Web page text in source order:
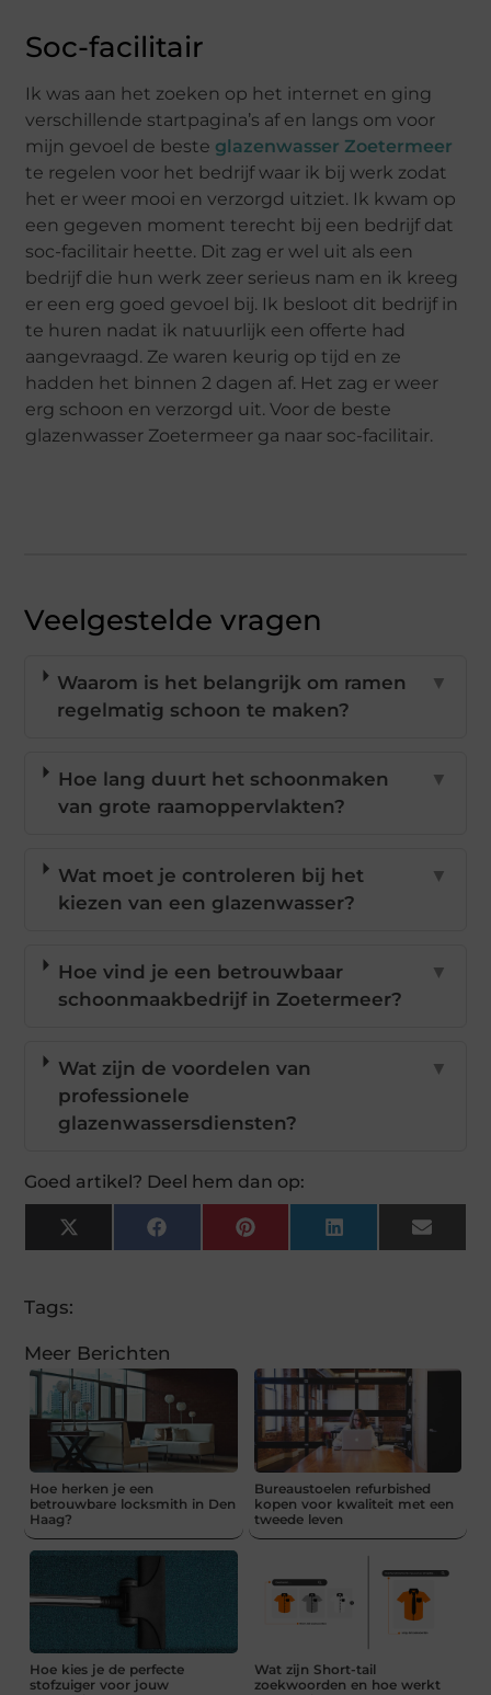
Soc-facilitair
Ik was aan het zoeken op het internet en ging
verschillende startpagina’s af en langs om voor
mijn gevoel de beste glazenwasser Zoetermeer
te regelen voor het bedrijf waar ik bij werk zodat
het er weer mooi en verzorgd uitziet. Ik kwam op
een gegeven moment terecht bij een bedrijf dat
soc-facilitair heette. Dit zag er wel uit als een
bedrijf die hun werk zeer serieus nam en ik kreeg
er een erg goed gevoel bij. Ik besloot dit bedrijf in
te huren nadat ik natuurlijk een offerte had
aangevraagd. Ze waren keurig op tijd en ze
hadden het binnen 2 dagen af. Het zag er weer
erg schoon en verzorgd uit. Voor de beste
glazenwasser Zoetermeer ga naar soc-facilitair.
Veelgestelde vragen
Waarom is het belangrijk om ramen
regelmatig schoon te maken?
▼
Hoe lang duurt het schoonmaken
van grote raamoppervlakten?
▼
Wat moet je controleren bij het
kiezen van een glazenwasser?
▼
Hoe vind je een betrouwbaar
schoonmaakbedrijf in Zoetermeer?
▼
Wat zijn de voordelen van
professionele
glazenwassersdiensten?
▼
Goed artikel? Deel hem dan op:
X
(Twitter)
FacebookPinterestLinkedInEmail
Tags:
Meer Berichten
Hoe herken je een
betrouwbare locksmith in Den
Haag?
Bureaustoelen refurbished
kopen voor kwaliteit met een
tweede leven
Hoe kies je de perfecte
stofzuiger voor jouw
Wat zijn Short-tail
zoekwoorden en hoe werkt